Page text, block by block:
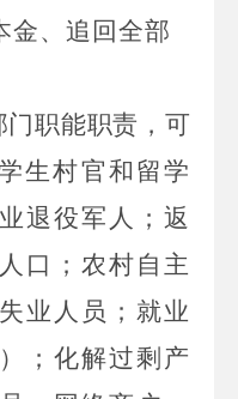
金、追回全部
门职能职责，可
生村官和留学
退役军人；返
口；农村自主
业人员；就业
；化解过剩产